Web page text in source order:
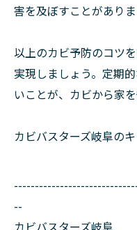
害を及ぼすことがありま
以上のカビ予防のコツ
実現しましょう。定期
いことが、カビから家
カビバスターズ岐阜のキ
--